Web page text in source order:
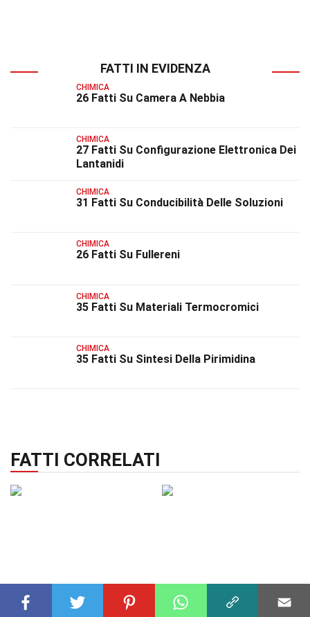
FATTI IN EVIDENZA
CHIMICA
26 Fatti Su Camera A Nebbia
CHIMICA
27 Fatti Su Configurazione Elettronica Dei
Lantanidi
CHIMICA
31 Fatti Su Conducibilità Delle Soluzioni
CHIMICA
26 Fatti Su Fullereni
CHIMICA
35 Fatti Su Materiali Termocromici
CHIMICA
35 Fatti Su Sintesi Della Pirimidina
FATTI CORRELATI